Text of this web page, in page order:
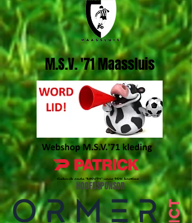
M.S.V. '71 Maassluis
HOOFDSPONSOR